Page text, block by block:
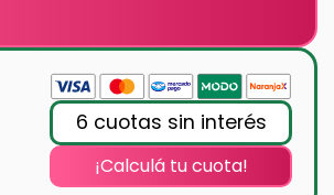
6 cuotas sin interés
¡Calculá tu cuota!